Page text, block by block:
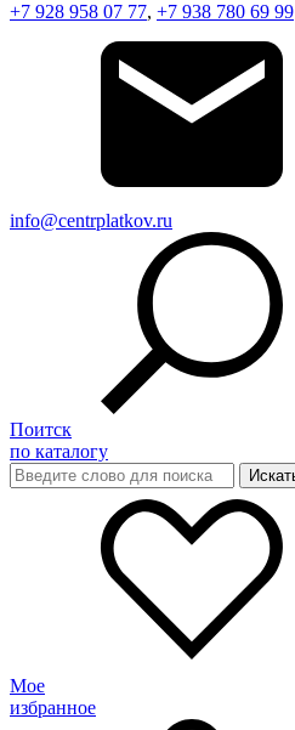
+7 928 958 07 77, +7 938 780 69 99
info@centrplatkov.ru
Поитск
по каталогу
Мое
избранное